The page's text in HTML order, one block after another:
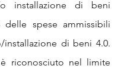
o installazione di beni
delle spese ammissibili
installazione di beni 4.0.
riconosciuto nel limite